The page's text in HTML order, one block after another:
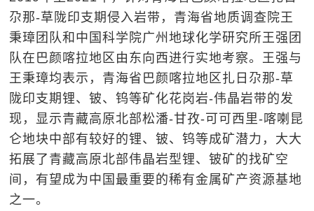
尕那-草陇印支期侵入岩带，青海省地质调查院王
秉璋团队和中国科学院广州地球化学研究所王强团
队在巴颜喀拉地区由东向西进行实地考察。王强与
王秉璋均表示，青海省巴颜喀拉地区扎日尕那-草
陇印支期锂、铍、钨等矿化花岗岩-伟晶岩带的发
现，显示青藏高原北部松潘-甘孜-可可西里-喀喇昆
仑地块中部有较好的锂、铍、钨等成矿潜力，大大
拓展了青藏高原北部伟晶岩型锂、铍矿的找矿空
间，有望成为中国最重要的稀有金属矿产资源基地
之一。